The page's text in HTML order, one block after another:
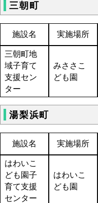
三朝町
施設名 実施場所
三朝町地
域子育て
支援セン
ター
みささこ
ども園
湯梨浜町
施設名 実施場所
はわいこ
ども園子
育て支援
センター
はわいこ
ども園